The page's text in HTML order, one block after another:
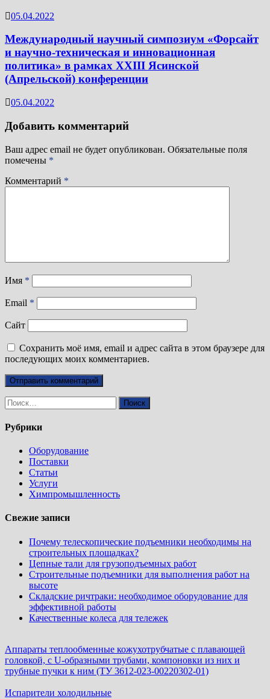
05.04.2022
Международный научный симпозиум «Форсайт
и научно-техническая и инновационная
политика» в рамках XXIII Ясинской
(Апрельской) конференции
05.04.2022
Добавить комментарий
Ваш адрес email не будет опубликован. Обязательные поля
помечены *
Комментарий *
Имя *
Email *
Сайт
Сохранить моё имя, email и адрес сайта в этом браузере для
последующих моих комментариев.
Найти:
Рубрики
Оборудование
Поставки
Статьи
Услуги
Химпромышленность
Свежие записи
Почему телескопические подъемники необходимы на
строительных площадках?
Цепные тали для грузоподъемных работ
Строительные подъемники для выполнения работ на
высоте
Складские ричтраки: необходимое оборудование для
эффективной работы
Качественные колеса для тележек
Аппараты теплообменные кожухотрубчатые c плавающей
головкой, с U-образными трубами, компоновки из них и
трубные пучки к ним (ТУ 3612-023-00220302-01)
Испарители холодильные